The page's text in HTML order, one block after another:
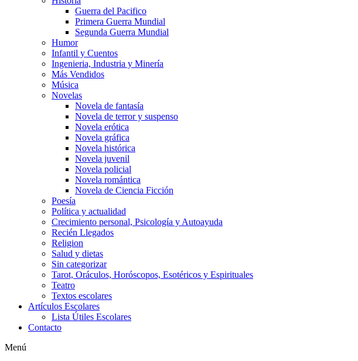
Guerra del Pacifico
Primera Guerra Mundial
Segunda Guerra Mundial
Humor
Infantil y Cuentos
Ingenieria, Industria y Minería
Más Vendidos
Música
Novelas
Novela de fantasía
Novela de terror y suspenso
Novela erótica
Novela gráfica
Novela histórica
Novela juvenil
Novela policial
Novela romántica
Novela de Ciencia Ficción
Poesía
Política y actualidad
Crecimiento personal, Psicología y Autoayuda
Recién Llegados
Religion
Salud y dietas
Sin categorizar
Tarot, Oráculos, Horóscopos, Esotéricos y Espirituales
Teatro
Textos escolares
Artículos Escolares
Lista Útiles Escolares
Contacto
Menú